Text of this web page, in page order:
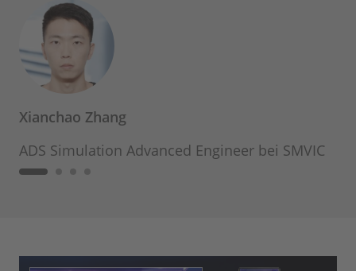
Xianchao Zhang
ADS Simulation Advanced Engineer bei SMVIC